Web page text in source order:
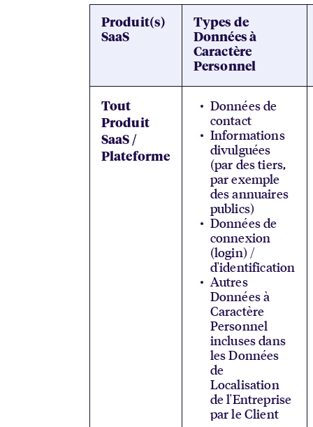
Produit(s)
SaaS
Types de
Données à
Caractère
Personnel
Tout
Produit
SaaS /
Plateforme
Données de
contact
Informations
divulguées
(par des tiers,
par exemple
des annuaires
publics)
Données de
connexion
(login) /
d'identification
Autres
Données à
Caractère
Personnel
incluses dans
les Données
de
Localisation
de l'Entreprise
par le Client